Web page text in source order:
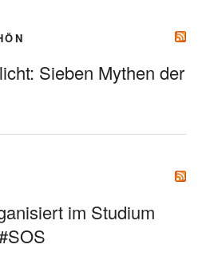
Sieben Mythen der
im Studium